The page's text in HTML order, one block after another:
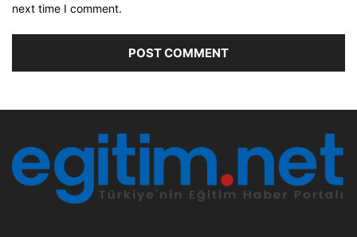
next time I comment.